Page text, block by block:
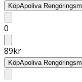
KöpApoliva
0
89kr
KöpApoliva